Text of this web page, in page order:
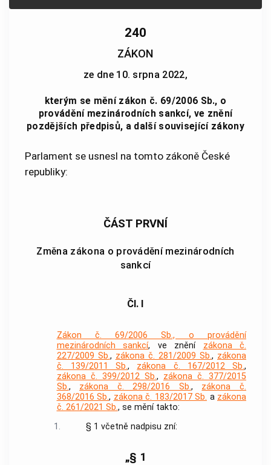
240
ZÁKON
ze dne 10. srpna 2022,
kterým se mění zákon č. 69/2006 Sb., o
provádění mezinárodních sankcí, ve znění
pozdějších předpisů, a další související zákony
Parlament se usnesl na tomto zákoně České
republiky:
ČÁST PRVNÍ
Změna zákona o provádění mezinárodních
sankcí
Čl. I
Zákon č. 69/2006 Sb., o provádění
mezinárodních sankcí, ve znění zákona č.
227/2009 Sb., zákona č. 281/2009 Sb., zákona
č. 139/2011 Sb., zákona č. 167/2012 Sb.,
zákona č. 399/2012 Sb., zákona č. 377/2015
Sb., zákona č. 298/2016 Sb., zákona č.
368/2016 Sb., zákona č. 183/2017 Sb. a zákona
č. 261/2021 Sb., se mění takto:
1.
§ 1 včetně nadpisu zní:
„§ 1